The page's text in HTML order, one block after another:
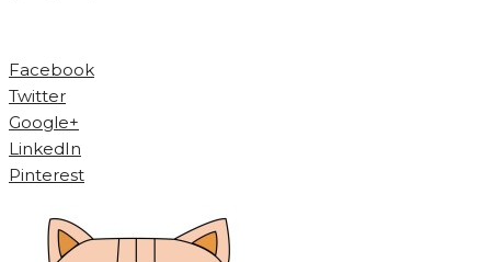
Facebook
Twitter
Google+
LinkedIn
Pinterest